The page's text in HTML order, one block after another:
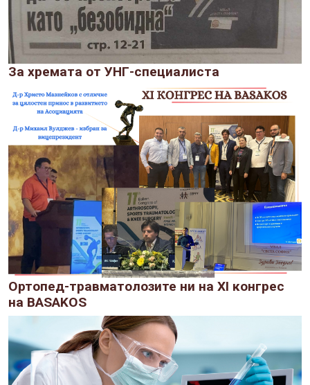
За хремата от УНГ-специалиста
Ортопед-травматолозите ни на XI конгрес
на BASAKOS